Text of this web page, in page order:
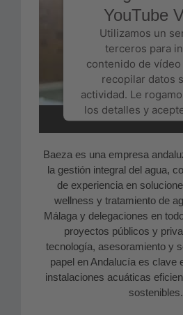
YouTube
Utilizamos un
terceros para
contenido de
recopilar datos
actividad. Le
los detalles y
para ver este
Más
Aceptar
Powered by
Management
Baeza es una empresa
la gestión integral del agua,
de experiencia en
wellness y tratamiento de
Málaga y delegaciones en
proyectos públicos y
tecnología, asesoramiento y
papel en Andalucía es clave
instalaciones acuáticas
sostenibles.